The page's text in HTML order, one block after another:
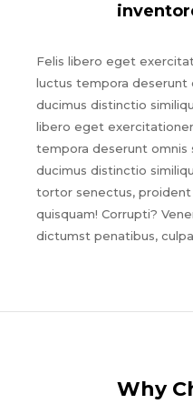
Felis libero eget
luctus tempora deserunt
ducimus distinctio
libero eget
tempora deserunt omnis
ducimus distinctio
tortor senectus, proident
quisquam! Corrupti?
dictumst penatibus,
Why